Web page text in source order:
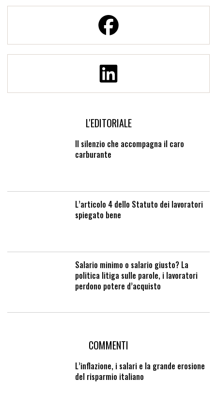
L'EDITORIALE
Il silenzio che accompagna il caro
carburante
L’articolo 4 dello Statuto dei lavoratori
spiegato bene
Salario minimo o salario giusto? La
politica litiga sulle parole, i lavoratori
perdono potere d’acquisto
COMMENTI
L’inflazione, i salari e la grande erosione
del risparmio italiano